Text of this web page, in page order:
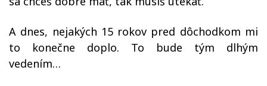
A dnes, nejakých 15 rokov pred dôchodkom mi
to konečne doplo. To bude tým dlhým
vedením…